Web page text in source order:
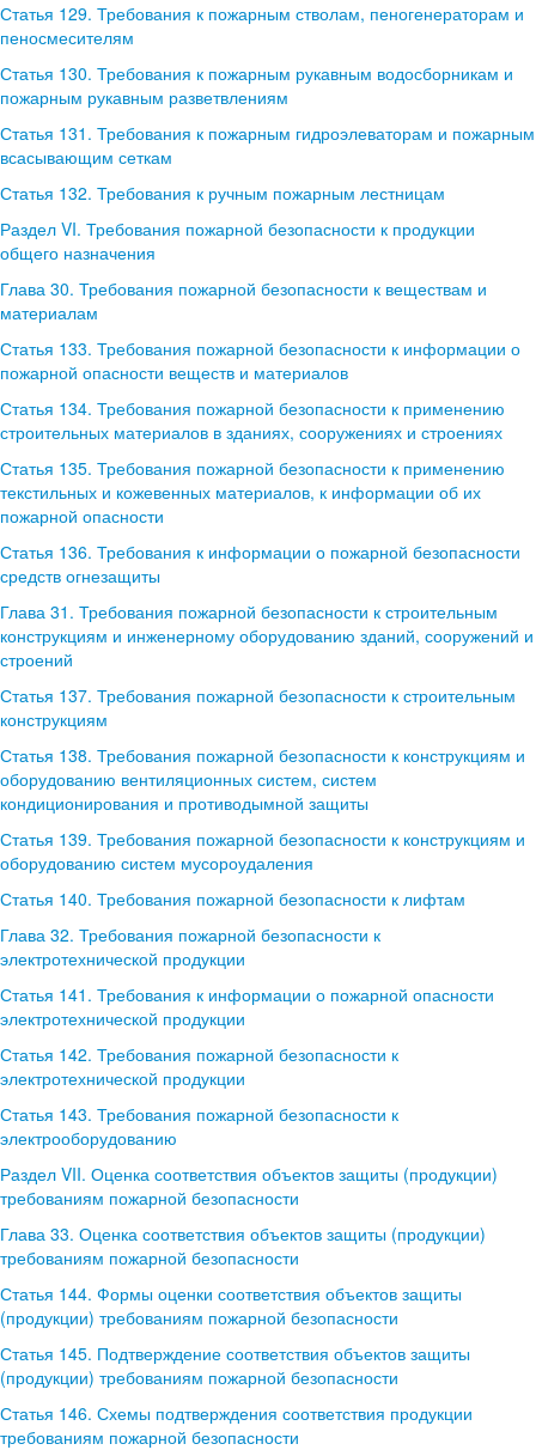
Статья 129. Требования к пожарным стволам, пеногенераторам и
пеносмесителям
Статья 130. Требования к пожарным рукавным водосборникам и
пожарным рукавным разветвлениям
Статья 131. Требования к пожарным гидроэлеваторам и пожарным
всасывающим сеткам
Статья 132. Требования к ручным пожарным лестницам
Раздел VI. Требования пожарной безопасности к продукции
общего назначения
Глава 30. Требования пожарной безопасности к веществам и
материалам
Статья 133. Требования пожарной безопасности к информации о
пожарной опасности веществ и материалов
Статья 134. Требования пожарной безопасности к применению
строительных материалов в зданиях, сооружениях и строениях
Статья 135. Требования пожарной безопасности к применению
текстильных и кожевенных материалов, к информации об их
пожарной опасности
Статья 136. Требования к информации о пожарной безопасности
средств огнезащиты
Глава 31. Требования пожарной безопасности к строительным
конструкциям и инженерному оборудованию зданий, сооружений и
строений
Статья 137. Требования пожарной безопасности к строительным
конструкциям
Статья 138. Требования пожарной безопасности к конструкциям и
оборудованию вентиляционных систем, систем
кондиционирования и противодымной защиты
Статья 139. Требования пожарной безопасности к конструкциям и
оборудованию систем мусороудаления
Статья 140. Требования пожарной безопасности к лифтам
Глава 32. Требования пожарной безопасности к
электротехнической продукции
Статья 141. Требования к информации о пожарной опасности
электротехнической продукции
Статья 142. Требования пожарной безопасности к
электротехнической продукции
Статья 143. Требования пожарной безопасности к
электрооборудованию
Раздел VII. Оценка соответствия объектов защиты (продукции)
требованиям пожарной безопасности
Глава 33. Оценка соответствия объектов защиты (продукции)
требованиям пожарной безопасности
Статья 144. Формы оценки соответствия объектов защиты
(продукции) требованиям пожарной безопасности
Статья 145. Подтверждение соответствия объектов защиты
(продукции) требованиям пожарной безопасности
Статья 146. Схемы подтверждения соответствия продукции
требованиям пожарной безопасности